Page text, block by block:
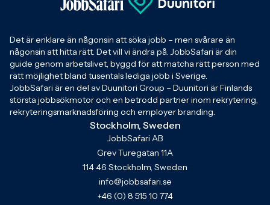
Det är enklare än någonsin att söka jobb – men svårare än
någonsin att hitta rätt. Det vill vi ändra på. JobbSafari är din
guide genom arbetslivet, byggd för att matcha rätt person med
rätt möjlighet bland tusentals lediga jobb i Sverige.
JobbSafari är en del av Duunitori Group – Duunitori är Finlands
största jobbsökmotor och en betrodd partner inom rekrytering,
rekryteringsmarknadsföring och employer branding.
Stockholm, Sweden
JobbSafari AB
Grev Turegatan 11A
114 46 Stockholm, Sweden
info@jobbsafari.se
+46 (0) 8 515 10 774